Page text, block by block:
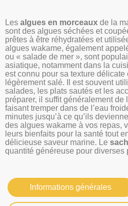
Les algues en morceaux de la
sont des algues séchées et
prêtes à être réhydratées et
algues wakame, également
ou « salade de mer », sont
asiatique, notamment dans la
est connu pour sa texture délicate
légèrement salé. Il est souvent
salades, les plats sautés et les
préparer, il suffit généralement de
faisant tremper dans de l’eau
minutes jusqu’à ce qu’ils
des algues wakame à vos repas,
leurs bienfaits pour la santé tout
délicieuse saveur marine. Le
quantité généreuse pour diverses
Informations générales